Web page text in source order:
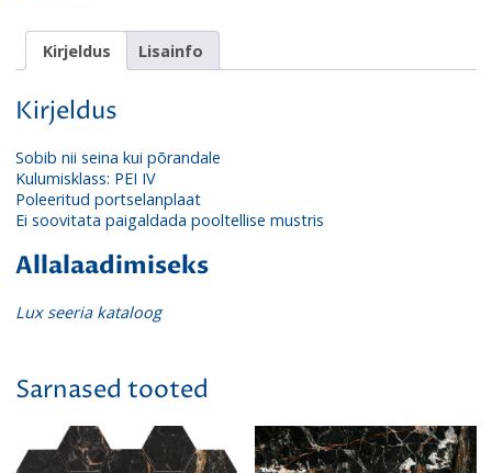
Kirjeldus Lisainfo
Kirjeldus
Sobib nii seina kui põrandale
Kulumisklass: PEI IV
Poleeritud portselanplaat
Ei soovitata paigaldada pooltellise mustris
Allalaadimiseks
Lux seeria kataloog
Sarnased tooted